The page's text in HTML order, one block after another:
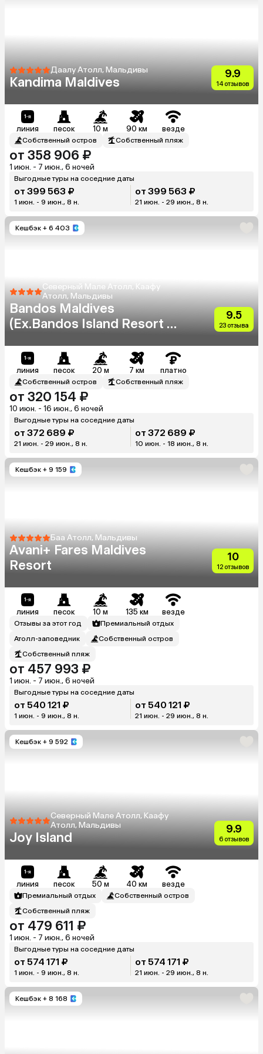
Даалу Атолл, Мальдивы
Kandima Maldives
9.9
14 отзывов
линия песок 10 м 90 км везде
Собственный остров Собственный пляж
от 358 906 ₽
1 июн. - 7 июн., 6 ночей
Выгодные туры на соседние даты
от 399 563 ₽
1 июн. - 9 июн., 8 н.
от 399 563 ₽
21 июн. - 29 июн., 8 н.
Кешбэк + 6 403
Северный Мале Атолл, Каафу
Атолл, Мальдивы
Bandos Maldives
(Ex.Bandos Island Resort &
9.5
23 отзыва
линия песок 20 м 7 км платно
Собственный остров Собственный пляж
от 320 154 ₽
10 июн. - 16 июн., 6 ночей
Выгодные туры на соседние даты
от 372 689 ₽
21 июн. - 29 июн., 8 н.
от 372 689 ₽
10 июн. - 18 июн., 8 н.
Кешбэк + 9 159
Баа Атолл, Мальдивы
Avani+ Fares Maldives
Resort
10
12 отзывов
линия песок 10 м 135 км везде
Отзывы за этот год
Премиальный отдых
Атолл-заповедник
Собственный остров
Собственный пляж
от 457 993 ₽
1 июн. - 7 июн., 6 ночей
Выгодные туры на соседние даты
от 540 121 ₽
1 июн. - 9 июн., 8 н.
от 540 121 ₽
21 июн. - 29 июн., 8 н.
Кешбэк + 9 592
Северный Мале Атолл, Каафу
Атолл, Мальдивы
Joy Island
9.9
6 отзывов
линия песок 50 м 40 км везде
Премиальный отдых
Собственный остров
Собственный пляж
от 479 611 ₽
1 июн. - 7 июн., 6 ночей
Выгодные туры на соседние даты
от 574 171 ₽
1 июн. - 9 июн., 8 н.
от 574 171 ₽
21 июн. - 29 июн., 8 н.
Кешбэк + 8 168